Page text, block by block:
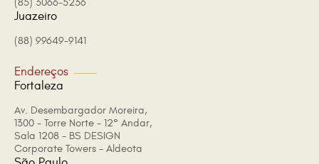
(85) 3066-5236
Juazeiro
(88) 99649-9141
Endereços
Fortaleza
Av. Desembargador Moreira,
1300 - Torre Norte - 12° Andar,
Sala 1208 - BS DESIGN
Corporate Towers - Aldeota